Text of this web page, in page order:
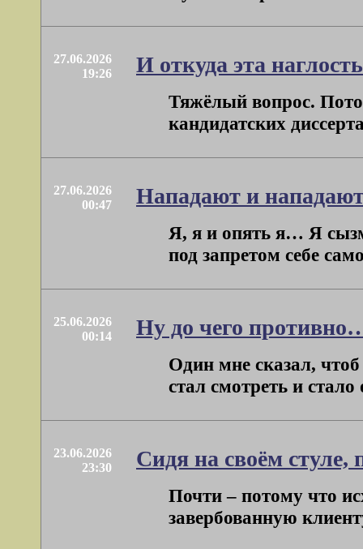
27.06.2026
19:26
И откуда эта
Тяжёлый вопрос.
кандидатских
27.06.2026
00:47
Нападают и
Я, я и опять я… Я
под запретом себе
25.06.2026
00:14
Ну до чего
Один мне сказал,
стал смотреть и
23.06.2026
23:30
Сидя на своём стуле,
Почти – потому что
завербованную